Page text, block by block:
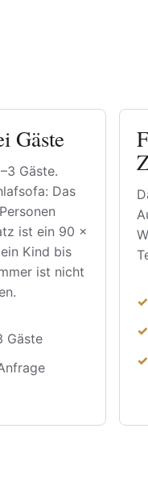
Gäste
Gäste.
Das
ist ein 90 ×
Kind bis
ist nicht
Gäste